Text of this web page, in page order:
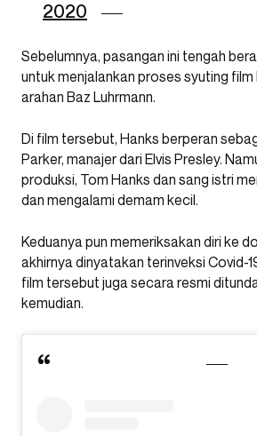
2020
Sebelumnya, pasangan ini tengah
untuk menjalankan proses syuting film
arahan Baz Luhrmann.
Di film tersebut, Hanks berperan
Parker, manajer dari Elvis Presley.
produksi, Tom Hanks dan sang istri
dan mengalami demam kecil.
Keduanya pun memeriksakan diri ke
akhirnya dinyatakan terinveksi Covid-
film tersebut juga secara resmi
kemudian.